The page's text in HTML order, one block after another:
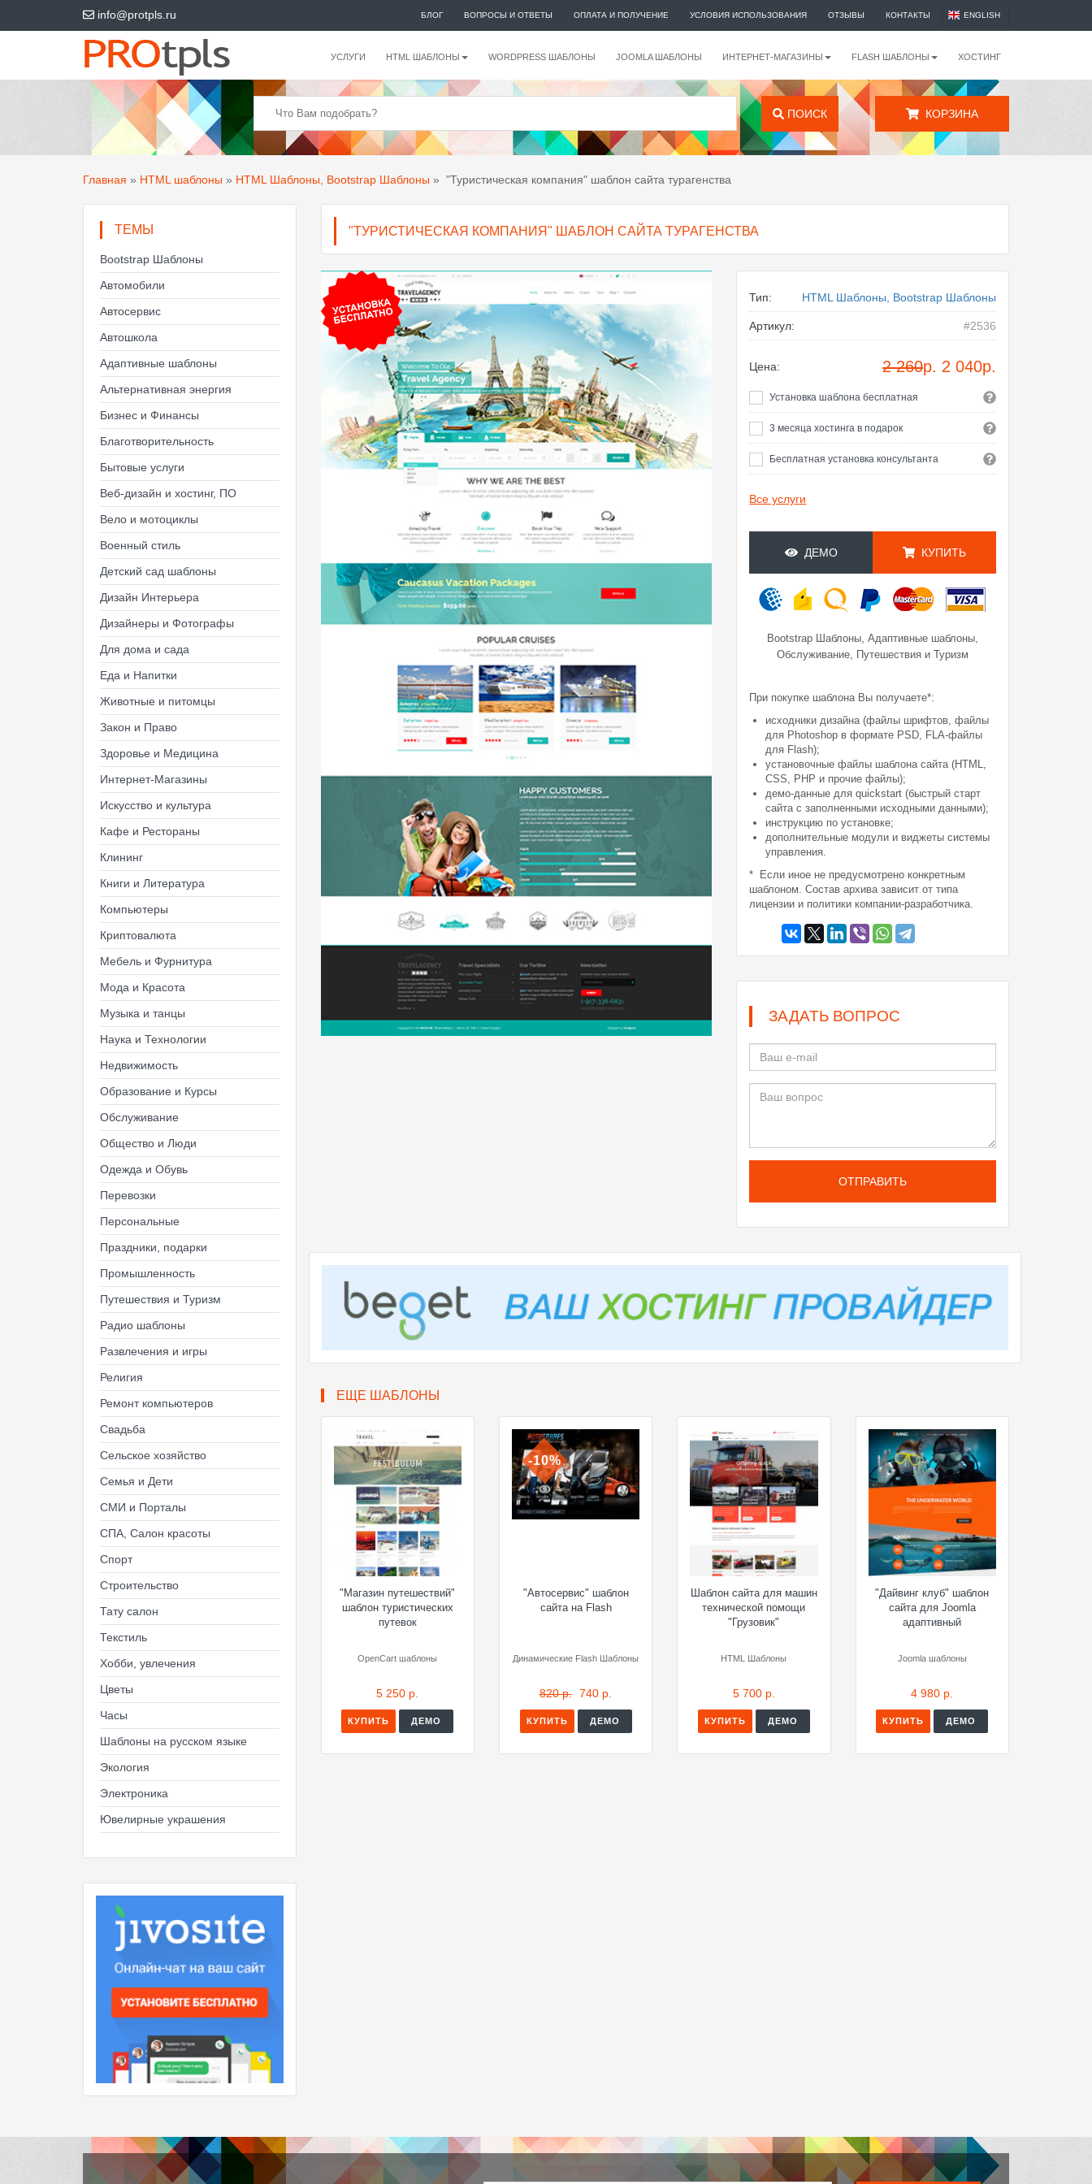
info@protpls.ru БЛОГ ВОПРОСЫ И ОТВЕТЫ ОПЛАТА И ПОЛУЧЕНИЕ УСЛОВИЯ ИСПОЛЬЗОВАНИЯ ОТЗЫВЫ КОНТАКТЫ ENGLISH
УСЛУГИ HTML ШАБЛОНЫ WORDPRESS ШАБЛОНЫ JOOMLA ШАБЛОНЫ ИНТЕРНЕТ-МАГАЗИНЫ FLASH ШАБЛОНЫ ХОСТИНГ
ПОИСК КОРЗИНА
Главная » HTML шаблоны » HTML Шаблоны, Bootstrap Шаблоны » "Туристическая компания" шаблон сайта турагенства
ТЕМЫ
Bootstrap Шаблоны
Автомобили
Автосервис
Автошкола
Адаптивные шаблоны
Альтернативная энергия
Бизнес и Финансы
Благотворительность
Бытовые услуги
Веб-дизайн и хостинг, ПО
Вело и мотоциклы
Военный стиль
Детский сад шаблоны
Дизайн Интерьера
Дизайнеры и Фотографы
Для дома и сада
Еда и Напитки
Животные и питомцы
Закон и Право
Здоровье и Медицина
Интернет-Магазины
Искусство и культура
Кафе и Рестораны
Клининг
Книги и Литература
Компьютеры
Криптовалюта
Мебель и Фурнитура
Мода и Красота
Музыка и танцы
Наука и Технологии
Недвижимость
Образование и Курсы
Обслуживание
Общество и Люди
Одежда и Обувь
Перевозки
Персональные
Праздники, подарки
Промышленность
Путешествия и Туризм
Радио шаблоны
Развлечения и игры
Религия
Ремонт компьютеров
Свадьба
Сельское хозяйство
Семья и Дети
СМИ и Порталы
СПА, Салон красоты
Спорт
Строительство
Тату салон
Текстиль
Хобби, увлечения
Цветы
Часы
Шаблоны на русском языке
Экология
Электроника
Ювелирные украшения
"ТУРИСТИЧЕСКАЯ КОМПАНИЯ" ШАБЛОН САЙТА ТУРАГЕНСТВА
Тип: HTML Шаблоны, Bootstrap Шаблоны
Артикул: #2536
Цена: 2 260р. 2 040р.
Установка шаблона бесплатная
3 месяца хостинга в подарок
Бесплатная установка консультанта
Все услуги
ДЕМО КУПИТЬ
Bootstrap Шаблоны ,Адаптивные шаблоны
Обслуживание Путешествия и Туризм
При покупке шаблона Вы получаете*:
исходники дизайна (файлы шрифтов, файлы
для Photoshop в формате PSD, FLA-файлы
для Flash);
установочные файлы шаблона сайта (HTML,
CSS, PHP и прочие файлы);
демо-данные для quickstart (быстрый старт
сайта с заполненными исходными данными);
инструкцию по установке;
дополнительные модули и виджеты системы
управления.
* Если иное не предусмотрено конкретным
шаблоном. Состав архива зависит от типа
лицензии и политики компании-разработчика.
ЗАДАТЬ ВОПРОС
ОТПРАВИТЬ
ЕЩЕ ШАБЛОНЫ
"Магазин путешествий"
шаблон туристических
путевок
OpenCart шаблоны
5 250 р.
КУПИТЬ ДЕМО
-10%
"Автосервис" шаблон
сайта на Flash
Динамические Flash Шаблоны
820 р. 740 р.
КУПИТЬ ДЕМО
Шаблон сайта для машин
технической помощи
"Грузовик"
HTML Шаблоны
5 700 р.
КУПИТЬ ДЕМО
"Дайвинг клуб" шаблон
сайта для Joomla
адаптивный
Joomla шаблоны
4 980 р.
КУПИТЬ ДЕМО